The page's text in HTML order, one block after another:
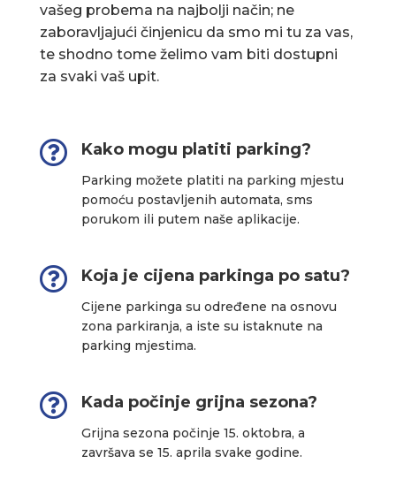
vašeg probema na najbolji način; ne
zaboravljajući činjenicu da smo mi tu za vas,
te shodno tome želimo vam biti dostupni
za svaki vaš upit.
 Kako mogu platiti parking?
Parking možete platiti na parking mjestu
pomoću postavljenih automata, sms
porukom ili putem naše aplikacije.
 Koja je cijena parkinga po satu?
Cijene parkinga su određene na osnovu
zona parkiranja, a iste su istaknute na
parking mjestima.
 Kada počinje grijna sezona?
Grijna sezona počinje 15. oktobra, a
završava se 15. aprila svake godine.